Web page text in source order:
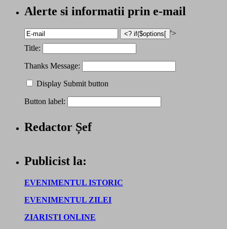
Alerte si informatii prin e-mail
'>
Title:
Thanks Message:
Display Submit button
Button label:
Redactor Șef
Publicist la:
EVENIMENTUL ISTORIC
EVENIMENTUL ZILEI
ZIARISTI ONLINE